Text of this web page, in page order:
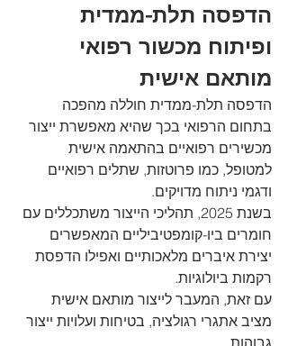
הדפסה תלת-ממדית
ופיתוח מכשור רפואי
מותאם אישית
הדפסה תלת-ממדית חוללה מהפכה
בתחום הרפואי בכך שהיא מאפשרת ייצור
מכשירים רפואיים בהתאמה אישית
למטופל, כמו פרוטזות, שתלים רפואיים
ודגמי ניתוח מדויקים.
בשנת 2025, תהליכי הייצור משתכללים עם
חומרים ביו-קומפטיביליים המאפשרים
יצירת איברים מלאכותיים ואפילו הדפסת
רקמות ביולוגיות.
עם זאת, המעבר לייצור מותאם אישית
מציב אתגרי רגולציה, בטיחות ועלויות ייצור
גבוהות.